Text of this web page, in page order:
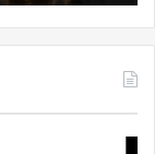
de
Calakmul